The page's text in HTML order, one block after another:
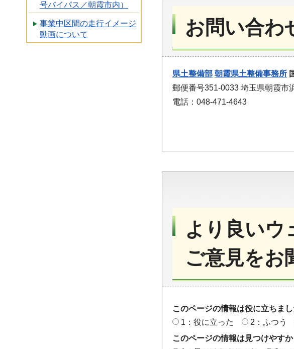
号バイパス／朝霞市内）
事業中区間の走行イメージ
動画について
お問い合わ
県土整備部 朝霞県土整備事務所
郵便番号351-0033 埼玉県朝霞市
電話：048-471-4643
より良いウ
ご意見をお
このページの情報は役に立ちまし
1：役に立った
2：ふつう
このページの情報は見つけやす